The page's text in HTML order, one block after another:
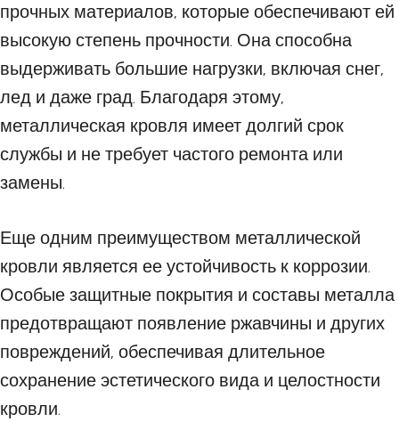
прочных материалов, которые обеспечивают ей
высокую степень прочности. Она способна
выдерживать большие нагрузки, включая снег,
лед и даже град. Благодаря этому,
металлическая кровля имеет долгий срок
службы и не требует частого ремонта или
замены.
Еще одним преимуществом металлической
кровли является ее устойчивость к коррозии.
Особые защитные покрытия и составы металла
предотвращают появление ржавчины и других
повреждений, обеспечивая длительное
сохранение эстетического вида и целостности
кровли.